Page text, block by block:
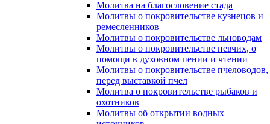
Молитва на благословение стада
Молитвы о покровительстве кузнецов и
ремесленников
Молитвы о покровительстве льноводам
Молитвы о покровительстве певчих, о
помощи в духовном пении и чтении
Молитвы о покровительстве пчеловодов,
перед выставкой пчел
Молитва о покровительстве рыбаков и
охотников
Молитвы об открытии водных